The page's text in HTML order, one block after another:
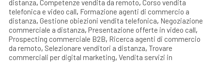
distanza, Competenze vendita da remoto, Corso vendita
telefonica e video call, Formazione agenti di commercio a
distanza, Gestione obiezioni vendita telefonica, Negoziazione
commerciale a distanza, Presentazione offerte in video call,
Prospecting commerciale B2B, Ricerca agenti di commercio
da remoto, Selezionare venditori a distanza, Trovare
commerciali per digital marketing, Vendita servizi in